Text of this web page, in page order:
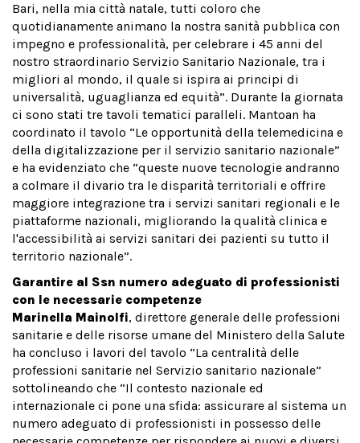
Bari, nella mia città natale, tutti coloro che
quotidianamente animano la nostra sanità pubblica con
impegno e professionalità, per celebrare i 45 anni del
nostro straordinario Servizio Sanitario Nazionale, tra i
migliori al mondo, il quale si ispira ai principi di
universalità, uguaglianza ed equità”. Durante la giornata
ci sono stati tre tavoli tematici paralleli. Mantoan ha
coordinato il tavolo “Le opportunità della telemedicina e
della digitalizzazione per il servizio sanitario nazionale”
e ha evidenziato che “queste nuove tecnologie andranno
a colmare il divario tra le disparità territoriali e offrire
maggiore integrazione tra i servizi sanitari regionali e le
piattaforme nazionali, migliorando la qualità clinica e
l'accessibilità ai servizi sanitari dei pazienti su tutto il
territorio nazionale”.
Garantire al Ssn numero adeguato di professionisti
con le necessarie competenze
Marinella Mainolfi, direttore generale delle professioni
sanitarie e delle risorse umane del Ministero della Salute
ha concluso i lavori del tavolo “La centralità delle
professioni sanitarie nel Servizio sanitario nazionale”
sottolineando che “Il contesto nazionale ed
internazionale ci pone una sfida: assicurare al sistema un
numero adeguato di professionisti in possesso delle